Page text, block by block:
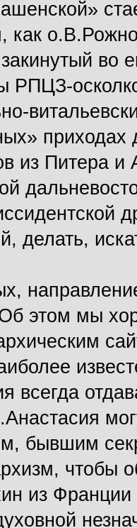
как
во
РПЦЗ-
приходах
из Питера
делать,
этом мы
всегда
бывшим
чтобы
из Франции